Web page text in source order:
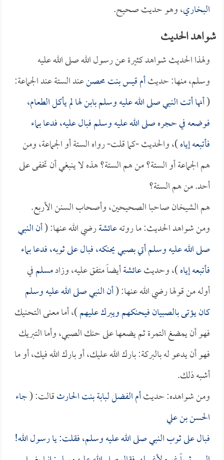
البخاري، وهو حديث صحيح.
شواهد الحديث
ولهذا الحديث شواهد كثيرة عن رسول الله صلى الله عليه
وسلم، منها: حديثأم قيس بنت محصنعند الستة عند الجماعة:
(أنها أتت النبي صلى الله عليه وسلم بابن لها لم يأكل الطعام،
فوضعه في حجره صلى الله عليه وسلم فبال عليه، فدعا بماء
فأتبعه إياه)، والحديث -كما قلت- رواه الستة أو الجماعة، ومن
هم الجماعة أو الستة؟ من هم الستة؟ هذه لا ينبغي أن تخفى على
أحد. من هم الستة؟
هم الشيخان صاحبا الصحيحين، وأصحاب السنن الأربع.
ومن شواهد الحديث: ما روتهعائشةرضي الله عنها: (أن النبي
صلى الله عليه وسلم أتي بصبي يحنكه، فبال على ثوبه، فدعا بماء
فأتبعه إياه)، وحديثعائشةأيضاً متفق عليه، وزادمسلمفي
أوله من قولها رضي الله عنها: (أن النبي صلى الله عليه وسلم
كان يؤتى بالصبيان فيحنكهم ويبرك عليهم)، أما معنى التحنيك
فهو أن يمضغ التمرة ثم يضعها على حنك الصبي، وأما التبريك
فهو أن يدعو له بالبركة: بارك الله عليك، أو بارك الله فيك، أو ما
أشبه ذلك.
ومن شواهده: حديثأم الفضل لبابة بنت الحارثقالت: (جاء
الحسن بن علي
فبال على ثوب النبي صلى الله عليه وسلم، فقلت: يا رسول الله!